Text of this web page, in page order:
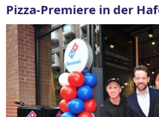
Pizza-Premiere in der